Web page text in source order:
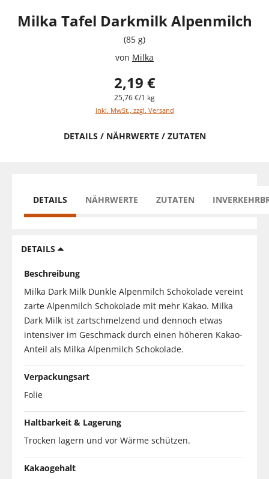
Milka Tafel Darkmilk Alpenmilch
(85 g)
von Milka
2,19 €
25,76 €/1 kg
inkl. MwSt., zzgl. Versand
DETAILS / NÄHRWERTE / ZUTATEN
DETAILS NÄHRWERTE ZUTATEN
DETAILS
Beschreibung
Milka Dark Milk Dunkle Alpenmilch Schokolade vereint
zarte Alpenmilch Schokolade mit mehr Kakao. Milka
Dark Milk ist zartschmelzend und dennoch etwas
intensiver im Geschmack durch einen höheren Kakao-
Anteil als Milka Alpenmilch Schokolade.
Verpackungsart
Folie
Haltbarkeit & Lagerung
Trocken lagern und vor Wärme schützen.
Kakaogehalt